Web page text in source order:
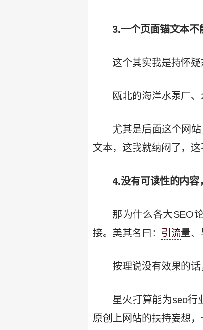
3.一个页面锚文本不
这个其实我是持怀疑
瓯北的海洋水泵厂
尤其是后面这个网
文本，这我就纳闷了，
4.没有可读性的内容
那为什么各大SEO
接。美其名曰： 引流量、
按理说没有效果的
星火打算能为seo行
原创上网站的扶持妄想